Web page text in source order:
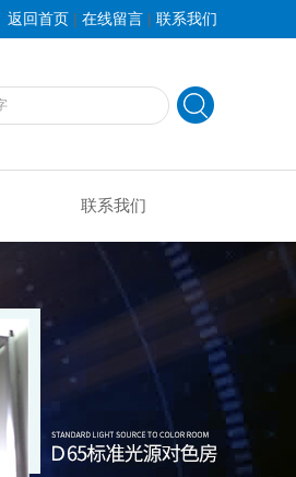
返回首页 | 在线留言 | 联系我们
联系我们